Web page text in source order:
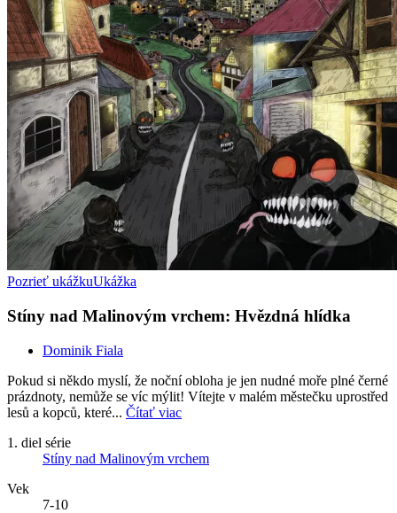
Pozrieť ukážkuUkážka
Stíny nad Malinovým vrchem: Hvězdná hlídka
Dominik Fiala
Pokud si někdo myslí, že noční obloha je jen nudné moře plné černé
prázdnoty, nemůže se víc mýlit! Vítejte v malém městečku uprostřed
lesů a kopců, které... Čítať viac
1. diel série
Stíny nad Malinovým vrchem
Vek
7-10